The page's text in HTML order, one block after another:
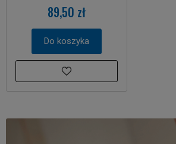
89,50 zł
Do koszyka